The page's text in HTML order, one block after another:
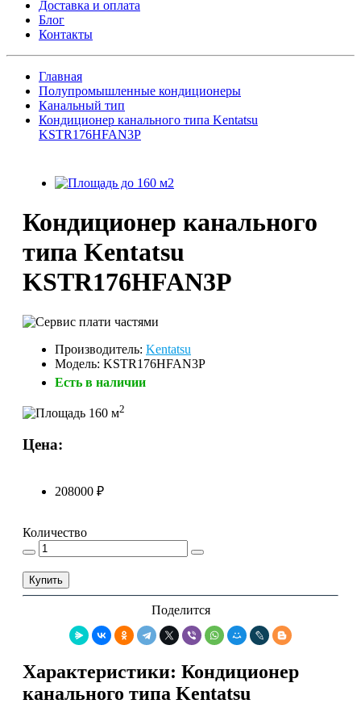
Доставка и оплата
Блог
Контакты
Главная
Полупромышленные кондиционеры
Канальный тип
Кондиционер канального типа Kentatsu
KSTR176HFAN3P
Кондиционер канального
типа Kentatsu
KSTR176HFAN3P
Производитель: Kentatsu
Модель: KSTR176HFAN3P
Есть в наличии
160 м2
Цена:
208000 ₽
Количество
Купить
Поделится
Характеристики: Кондиционер
канального типа Kentatsu